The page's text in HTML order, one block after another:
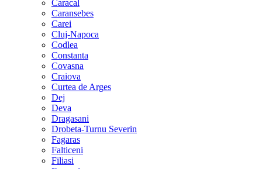
Caracal
Caransebes
Carei
Cluj-Napoca
Codlea
Constanta
Covasna
Craiova
Curtea de Arges
Dej
Deva
Dragasani
Drobeta-Turnu Severin
Fagaras
Falticeni
Filiasi